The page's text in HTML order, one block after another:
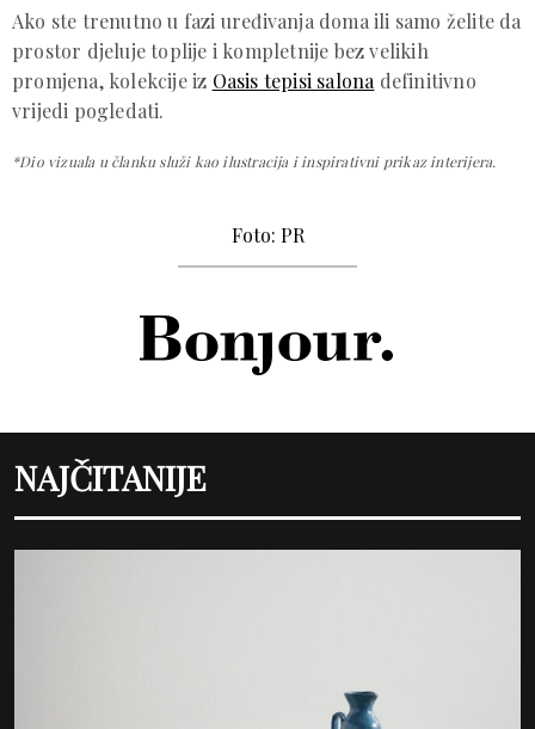
Ako ste trenutno u fazi uređivanja doma ili samo želite da
prostor djeluje toplije i kompletnije bez velikih
promjena, kolekcije iz Oasis tepisi salona definitivno
vrijedi pogledati.
*Dio vizuala u članku služi kao ilustracija i inspirativni prikaz interijera.
Foto: PR
NAJČITANIJE